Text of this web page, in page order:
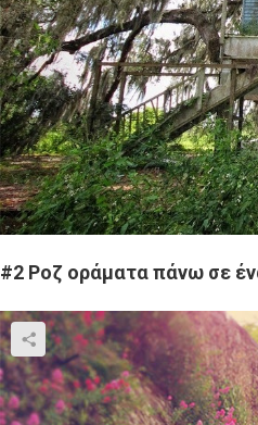
#2 Ροζ οράματα πάνω σε